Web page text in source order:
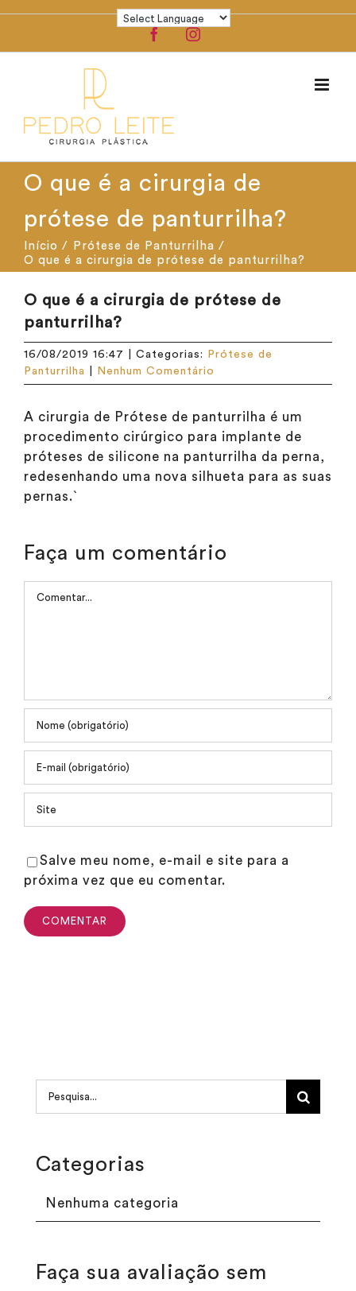
o
Facebook
O que é a cirurgia de
prótese de panturrilha?
Início
Prótese de Panturrilha
O que é a cirurgia de prótese de panturrilha?
O que é a cirurgia de prótese de
panturrilha?
16/08/2019 16:47 Categorias:
Prótese de
Panturrilha
Nenhum Comentário
A cirurgia de Prótese de panturrilha é um
procedimento cirúrgico para implante de
próteses de silicone na panturrilha da perna,
redesenhando uma nova silhueta para as suas
pernas.`
Faça um comentário
Comentar
Salve meu nome, e-mail e site para a
próxima vez que eu comentar.
Procurar
Categorias
Nenhuma categoria
Faça sua avaliação sem